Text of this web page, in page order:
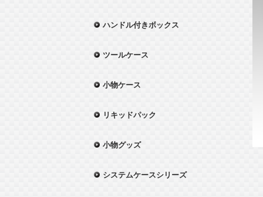
ハンドル付きボックス
ツールケース
小物ケース
リキッドパック
小物グッズ
システムケースシリーズ